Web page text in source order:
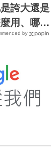
誇大還是
用、哪些
by